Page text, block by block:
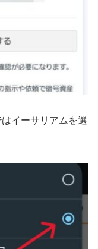
イーサリアムを選